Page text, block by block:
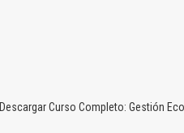
Descargar Curso Completo: Gestión